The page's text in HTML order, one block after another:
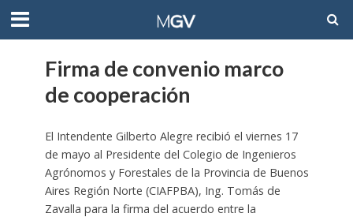
Firma de convenio marco
de cooperación
El Intendente Gilberto Alegre recibió el viernes 17
de mayo al Presidente del Colegio de Ingenieros
Agrónomos y Forestales de la Provincia de Buenos
Aires Región Norte (CIAFPBA), Ing. Tomás de
Zavalla para la firma del acuerdo entre la